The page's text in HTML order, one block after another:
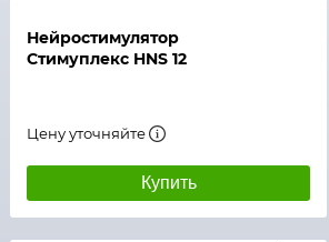
Нейростимулятор
Стимуплекс HNS 12
Цену уточняйте
Купить